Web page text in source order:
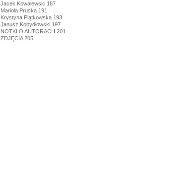
Jacek Kowalewski 187
Mariola Pruska 191
Krystyna Piątkowska 193
Janusz Kopydłowski 197
NOTKI O AUTORACH 201
ZDJĘCIA 205